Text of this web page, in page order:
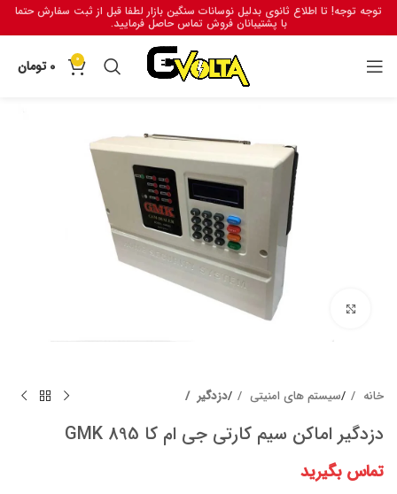
توجه توجه! تا اطلاع ثانوی بدلیل نوسانات سنگین بازار لطفا قبل از ثبت سفارش حتما
با پشتیبانان فروش تماس حاصل فرمایید.
0
0 تومان
برای بزرگنمایی کلیک کنید
خانه سیستم های امنیتی دزدگیر
دزدگیر اماکن سیم کارتی جی ام کا GMK 895
تماس بگیرید